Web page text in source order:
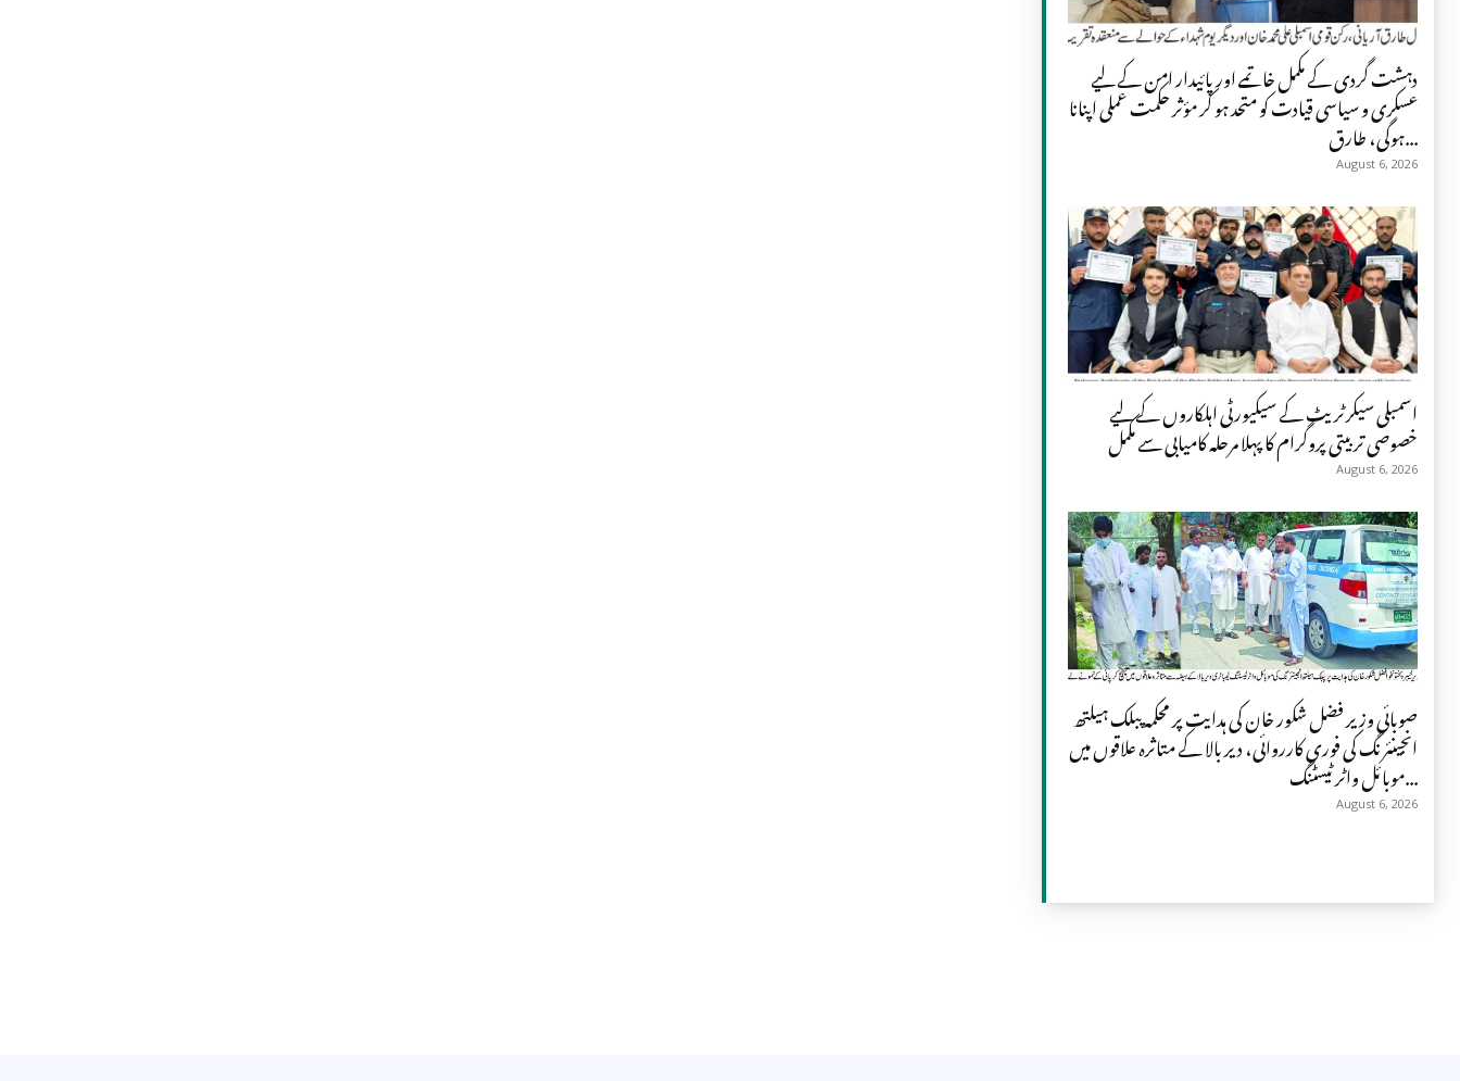
دہشت گردی کے مکمل خاتمے اور پائیدار امن کے لیے
عسکری و سیاسی قیادت کو متحد ہو کر مؤثر حکمت عملی اپنانا
ہوگی، طارق...
August 6, 2026
اسمبلی سیکرٹریٹ کے سیکیورٹی اہلکاروں کے لیے
خصوصی تربیتی پروگرام کا پہلا مرحلہ کامیابی سے مکمل
August 6, 2026
صوبائی وزیر فضل شکور خان کی ہدایت پر محکمہ پبلک ہیلتھ
انجینئرنگ کی فوری کارروائی، دیر بالا کے متاثرہ علاقوں میں
موبائل واٹر ٹیسٹنگ...
August 6, 2026